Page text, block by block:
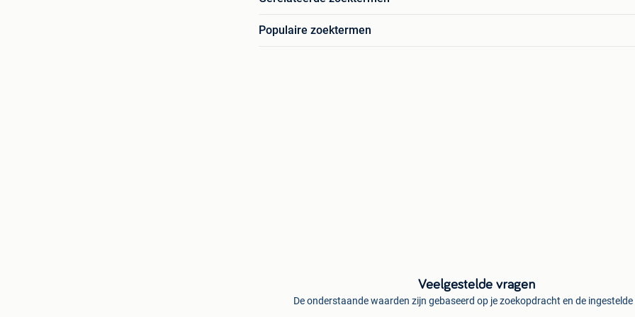
Populaire zoektermen
Veelgestelde vragen
De onderstaande waarden zijn gebaseerd op je zoekopdracht en de